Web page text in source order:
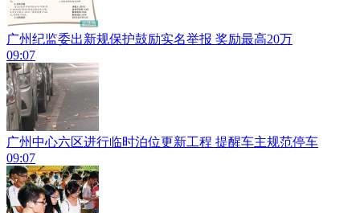
广州纪监委出新规保护鼓励实名举报 奖励最高20万
09:07
广州中心六区进行临时泊位更新工程 提醒车主规范停车
09:07